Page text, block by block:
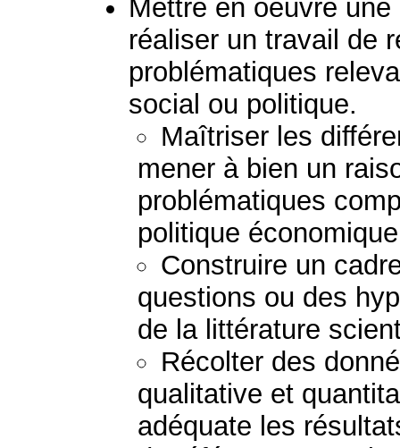
Mettre en oeuvre
réaliser un travail de
problématiques
social ou politique.
Maîtriser les
mener à bien un
problématiques
politique
Construire un
questions ou des
de la littérature
Récolter des
qualitative et
adéquate les